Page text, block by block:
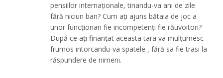
pensiilor internaționale, tinandu-va ani de zile
fără niciun ban? Cum ați ajuns bătaia de joc a
unor funcționari fie incompetenți fie răuvoitori?
După ce ați finanțat aceasta tara va mulțumesc
frumos intorcandu-va spatele , fără sa fie trasi la
răspundere de nimeni.